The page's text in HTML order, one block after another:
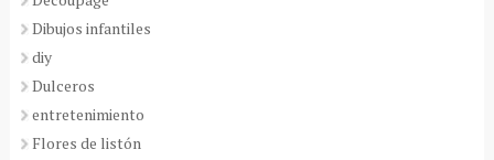
Dibujos infantiles
diy
Dulceros
entretenimiento
Flores de listón